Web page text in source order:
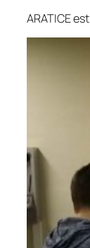
ARATICE